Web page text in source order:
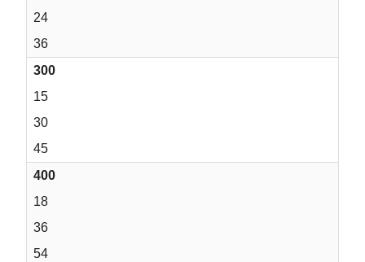
24
36
300
15
30
45
400
18
36
54